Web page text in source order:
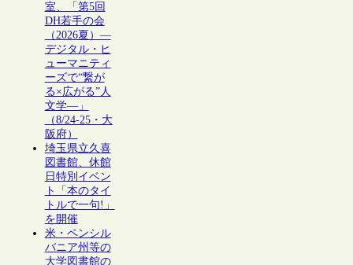
室、「第5回
DH若手の会
（2026夏）―
デジタル・ヒ
ューマニティ
ーズで“繋が
る×広がる”人
文学―」
（8/24-25・大
阪府）
埼玉県立久喜
図書館、休館
日特別イベン
ト「本のタイ
トルで一句!」
を開催
米・ペンシル
バニア州等の
大学図書館の